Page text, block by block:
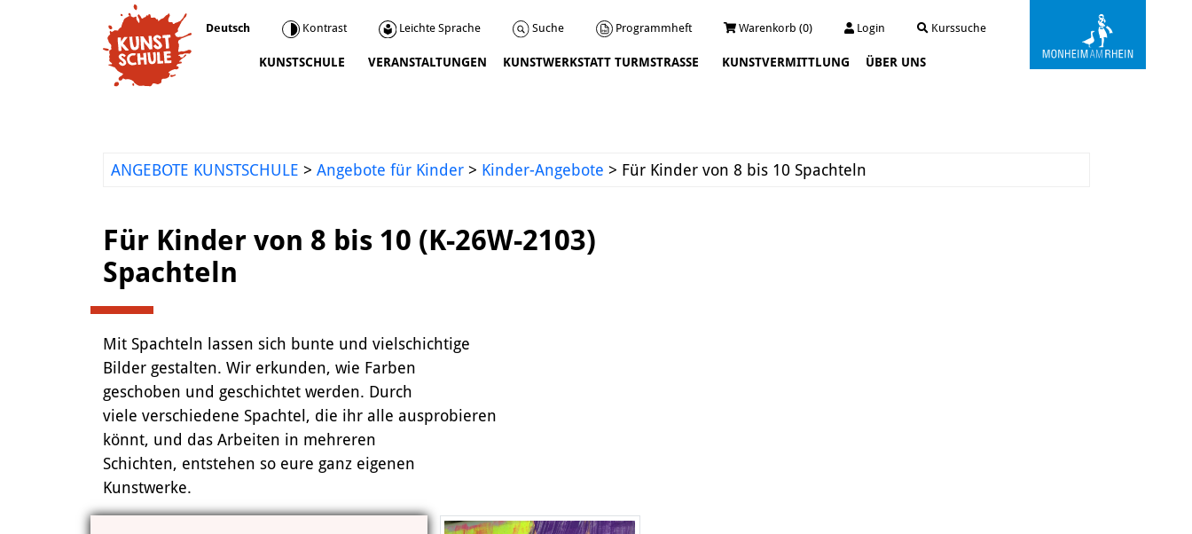
Deutsch Kontrast Leichte Sprache Suche Programmheft Warenkorb (0) Login Kurssuche
KUNSTSCHULE VERANSTALTUNGEN KUNSTWERKSTATT TURMSTRASSE KUNSTVERMITTLUNG ÜBER UNS
Kooperationen
Städtepartnerschaft Ataşehir
Der Kunstautomat
Kunstvermittlung
Leitbild und Chronik
Das Miteinander an der Kunstschule
Kontakt | Öffnungszeiten
ANGEBOTE KUNSTSCHULE > Angebote für Kinder > Kinder-Angebote > Für Kinder von 8 bis 10 Spachteln
Für Kinder von 8 bis 10 (K-26W-2103)
Spachteln
Mit Spachteln lassen sich bunte und vielschichtige
Bilder gestalten. Wir erkunden, wie Farben
geschoben und geschichtet werden. Durch
viele verschiedene Spachtel, die ihr alle ausprobieren
könnt, und das Arbeiten in mehreren
Schichten, entstehen so eure ganz eigenen
Kunstwerke.